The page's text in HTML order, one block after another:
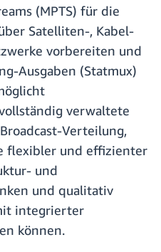
(MPTS) für die
Satelliten-, Kabel-
vorbereiten und
Ausgaben (Statmux)
verwaltete
Verteilung,
flexibler und effizienter
und
und qualitativ
integrierter
können.